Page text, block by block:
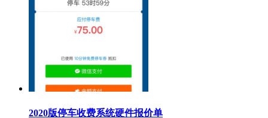
2020版停车收费系统硬件报价单